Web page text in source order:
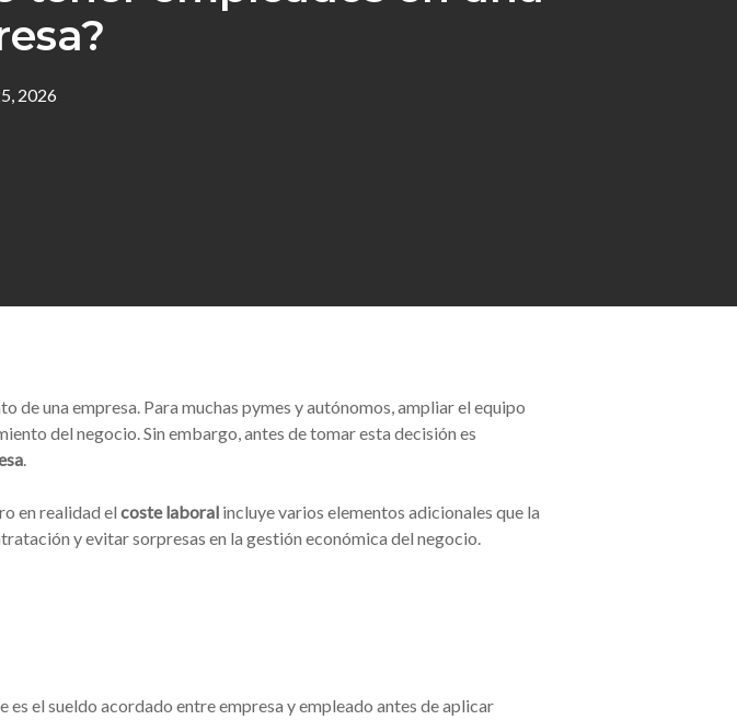
2026
una empresa. Para muchas pymes y autónomos, ampliar el equipo
del negocio. Sin embargo, antes de tomar esta decisión es
.
en realidad el coste laboral incluye varios elementos adicionales que la
y evitar sorpresas en la gestión económica del negocio.
es el sueldo acordado entre empresa y empleado antes de aplicar